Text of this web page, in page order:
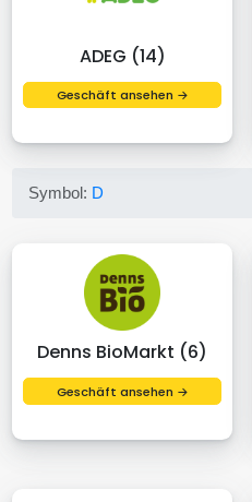
ADEG (14)
Geschäft ansehen →
Symbol: D
Denns BioMarkt (6)
Geschäft ansehen →